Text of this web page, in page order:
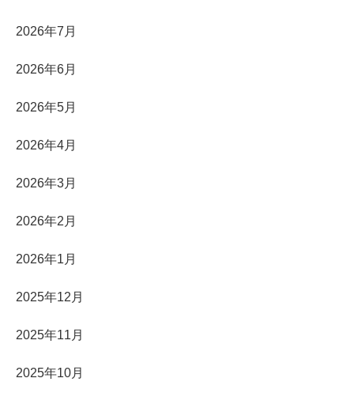
2026年7月
2026年6月
2026年5月
2026年4月
2026年3月
2026年2月
2026年1月
2025年12月
2025年11月
2025年10月